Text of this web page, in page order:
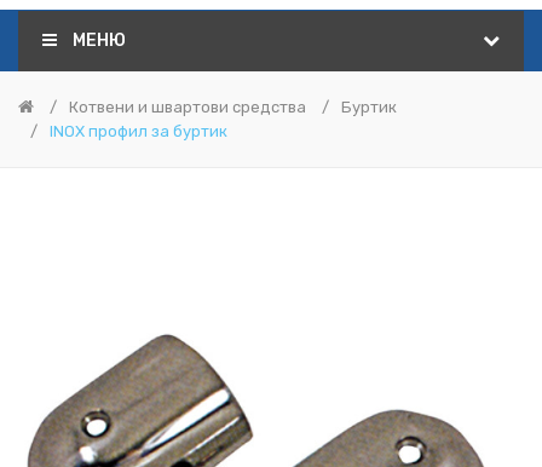
МЕНЮ
Котвени и швартови средства
Буртик
INOX профил за буртик